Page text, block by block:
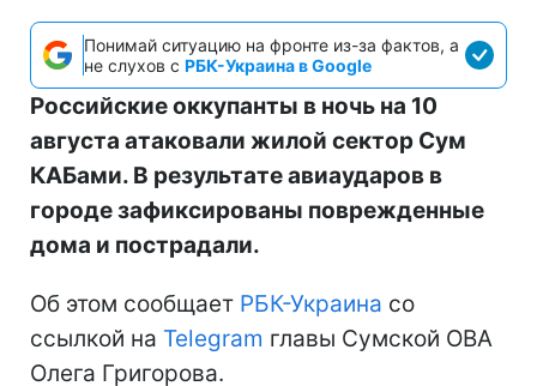
Понимай ситуацию на фронте из-за фактов, а
не слухов с РБК-Украина в Google
Российские оккупанты в ночь на 10
августа атаковали жилой сектор Сум
КАБами. В результате авиаударов в
городе зафиксированы поврежденные
дома и пострадали.
Об этом сообщает РБК-Украина со
ссылкой на Telegram главы Сумской ОВА
Олега Григорова.